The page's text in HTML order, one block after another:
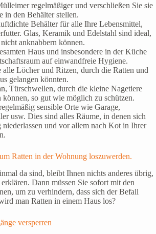
regelmäßiger und verschließen Sie sie
in den Behälter stellen.
Behälter für alle Ihre Lebensmittel,
Glas, Keramik und Edelstahl sind ideal,
anknabbern können.
Haus und insbesondere in der Küche
auf einwandfreie Hygiene.
alle Löcher und Ritzen, durch die Ratten und
gelangen könnten.
Türschwellen, durch die kleine Nagetiere
können, so gut wie möglich zu schützen.
sensible Orte wie Garage,
usw. Dies sind alles Räume, in denen sich
niederlassen und vor allem nach Kot in Ihrer
Ratten in der Wohnung loszuwerden.
da sind, bleibt Ihnen nichts anderes übrig,
Dann müssen Sie sofort mit den
um zu verhindern, dass sich der Befall
man Ratten in einem Haus los?
versperren